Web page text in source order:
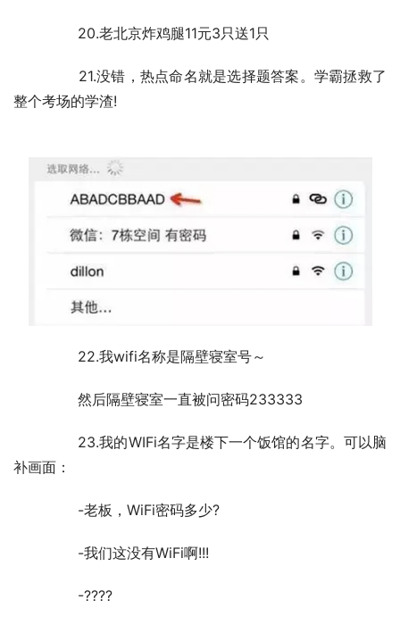
	　　20.老北京炸鸡腿11元3只送1只
整个考场的学渣!
	　　22.我wifi名称是隔壁寝室号～
	　　然后隔壁寝室一直被问密码233333
补画面：
	　　-老板，WiFi密码多少?
	　　-我们这没有WiFi啊!!!
	　　-????